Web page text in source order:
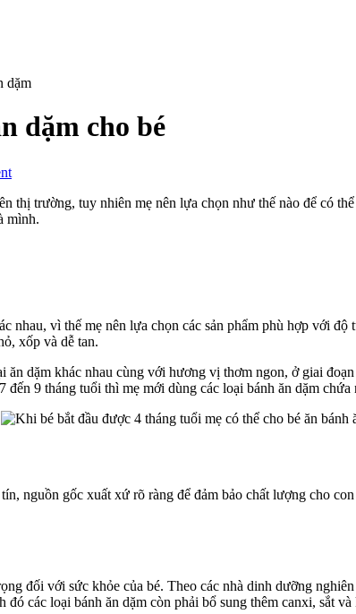
dặm cho bé
on
Gerber:
Cách
thị trường, tuy nhiên mẹ nên lựa chọn như thế nào để có
mình.
nhau, vì thế mẹ nên lựa chọn các sản phẩm phù hợp với
xốp và dễ tan.
dặm khác nhau cùng với hương vị thơm ngon, ở giai
9 tháng tuổi thì mẹ mới dùng các loại bánh ăn dặm
nguồn gốc xuất xứ rõ ràng để đảm bảo chất lượng cho
đối với sức khỏe của bé. Theo các nhà dinh dưỡng
các loại bánh ăn dặm còn phải bổ sung thêm canxi, sắt